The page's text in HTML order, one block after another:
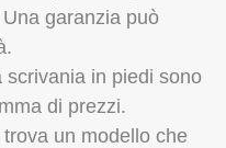
garanzia può
scrivania in piedi sono
di prezzi.
un modello che